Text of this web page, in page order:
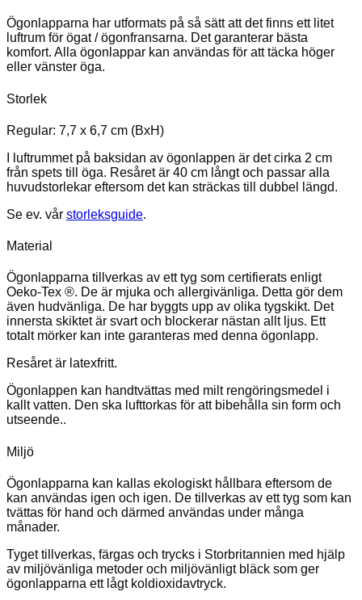
Ögonlapparna har utformats på så sätt att det finns ett litet
luftrum för ögat / ögonfransarna. Det garanterar bästa
komfort. Alla ögonlappar kan användas för att täcka höger
eller vänster öga.
Storlek
Regular: 7,7 x 6,7 cm (BxH)
I luftrummet på baksidan av ögonlappen är det cirka 2 cm
från spets till öga. Resåret är 40 cm långt och passar alla
huvudstorlekar eftersom det kan sträckas till dubbel längd.
Se ev. vår storleksguide.
Material
Ögonlapparna tillverkas av ett tyg som certifierats enligt
Oeko-Tex ®. De är mjuka och allergivänliga. Detta gör dem
även hudvänliga. De har byggts upp av olika tygskikt. Det
innersta skiktet är svart och blockerar nästan allt ljus. Ett
totalt mörker kan inte garanteras med denna ögonlapp.
Resåret är latexfritt.
Ögonlappen kan handtvättas med milt rengöringsmedel i
kallt vatten. Den ska lufttorkas för att bibehålla sin form och
utseende..
Miljö
Ögonlapparna kan kallas ekologiskt hållbara eftersom de
kan användas igen och igen. De tillverkas av ett tyg som kan
tvättas för hand och därmed användas under många
månader.
Tyget tillverkas, färgas och trycks i Storbritannien med hjälp
av miljövänliga metoder och miljövänligt bläck som ger
ögonlapparna ett lågt koldioxidavtryck.